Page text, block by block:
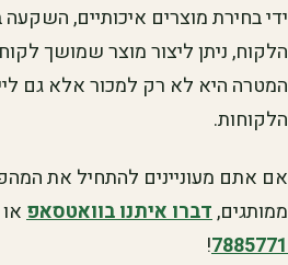
ידי בחירת מוצרים איכותיים, השקעה
הלקוח, ניתן ליצור מוצר שמושך
המטרה היא לא רק למכור אלא גם
הלקוחות.
אם אתם מעוניינים להתחיל את
ממותגים,דברו איתנו בוואטסאפ
7885771
!